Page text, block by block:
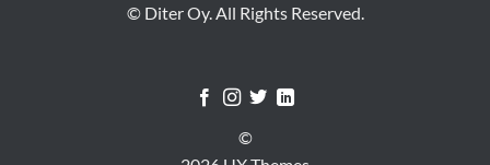
© Diter Oy. All Rights Reserved.
©